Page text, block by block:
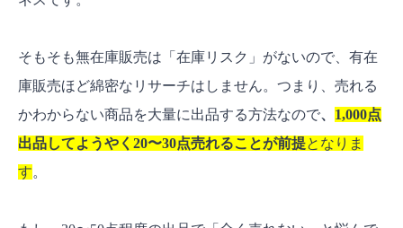
そもそも無在庫販売は「在庫リスク」がないので、有在
庫販売ほど綿密なリサーチはしません。つまり、売れる
かわからない商品を大量に出品する方法なので、 1,000点
出品してようやく20〜30点売れることが前提となりま
す。